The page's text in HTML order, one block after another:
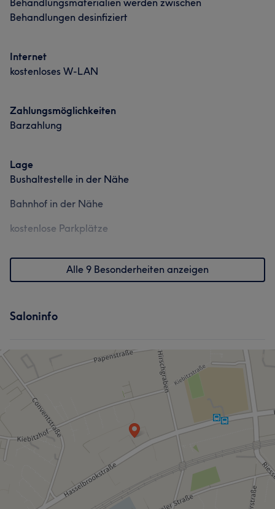
Behandlungsmaterialien werden zwischen
Behandlungen desinfiziert
Internet
kostenloses W-LAN
Zahlungsmöglichkeiten
Barzahlung
Lage
Bushaltestelle in der Nähe
Bahnhof in der Nähe
kostenlose Parkplätze
Alle 9 Besonderheiten anzeigen
Saloninfo